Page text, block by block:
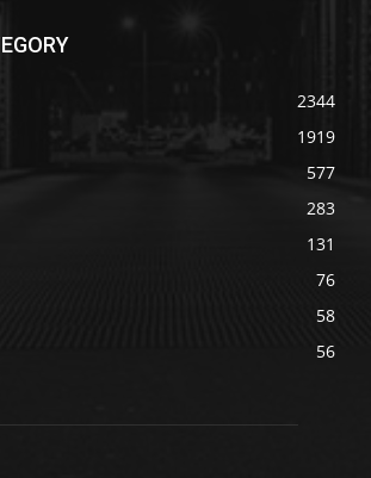
2344
1919
577
283
131
76
58
56